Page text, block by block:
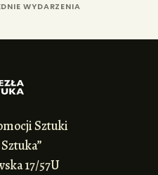
WYDARZENIA
Sztuki
17/57U